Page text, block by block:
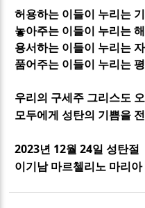
허용하는 이들이 누리는
놓아주는 이들이 누리는
용서하는 이들이 누리는
품어주는 이들이 누리는
우리의 구세주 그리스도
모두에게 성탄의 기쁨을
2023년 12월24일 성탄절
이기남 마르첼리노 마리아